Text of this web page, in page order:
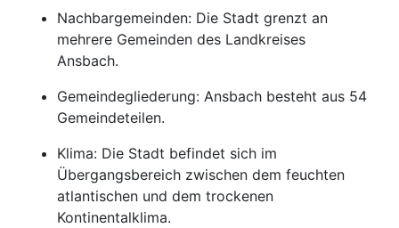
Nachbargemeinden: Die Stadt grenzt an
mehrere Gemeinden des Landkreises
Ansbach.
Gemeindegliederung: Ansbach besteht aus 54
Gemeindeteilen.
Klima: Die Stadt befindet sich im
Übergangsbereich zwischen dem feuchten
atlantischen und dem trockenen
Kontinentalklima.